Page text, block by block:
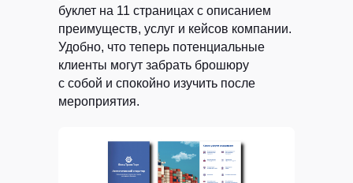
буклет на 11 страницах с описанием
преимуществ, услуг и кейсов компании.
Удобно, что теперь потенциальные
клиенты могут забрать брошюру
с собой и спокойно изучить после
мероприятия.